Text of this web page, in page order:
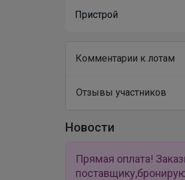
Пристрой
Комментарии к лотам
Отзывы участников
Новости
Прямая оплата!